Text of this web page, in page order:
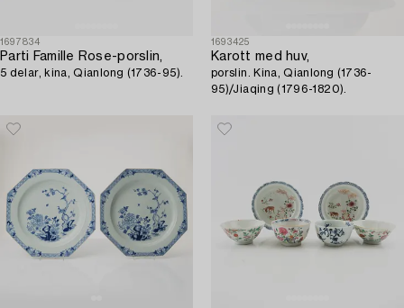
1697834
Parti Famille Rose-porslin,
5 delar, kina, Qianlong (1736-95).
1693425
Karott med huv,
porslin. Kina, Qianlong (1736-
95)/Jiaqing (1796-1820).